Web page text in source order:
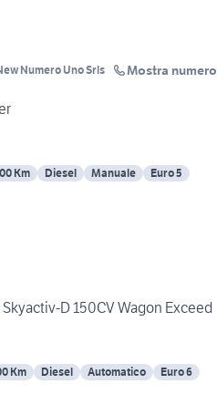
Numero Uno Srls Mostra numero
Km Diesel Manuale Euro 5
D 150CV Wagon Exceed
Km Diesel Automatico Euro 6